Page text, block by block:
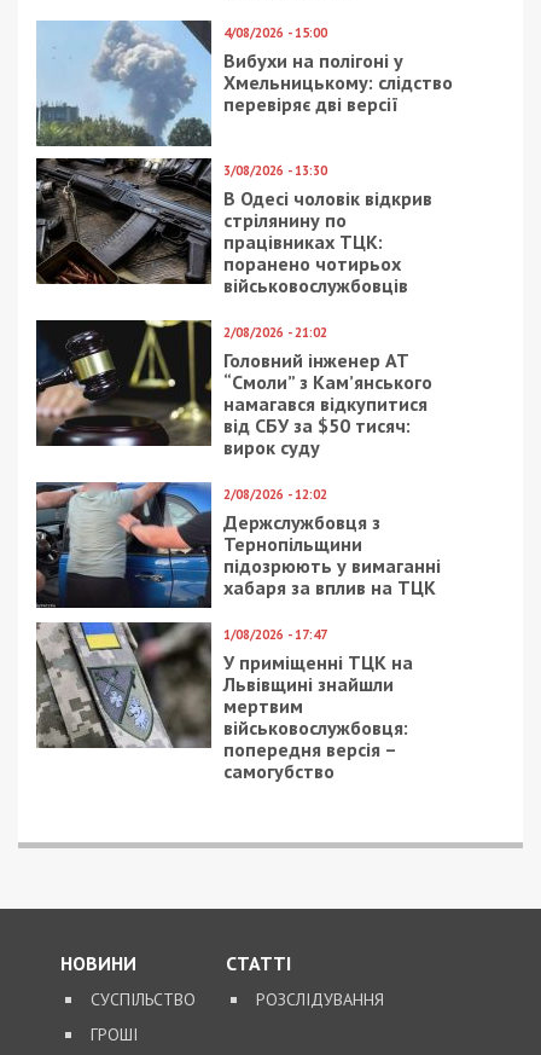
4/08/2026 - 15:00
Вибухи на полігоні у
Хмельницькому: слідство
перевіряє дві версії
3/08/2026 - 13:30
В Одесі чоловік відкрив
стрілянину по
працівниках ТЦК:
поранено чотирьох
військовослужбовців
2/08/2026 - 21:02
Головний інженер АТ
“Смоли” з Кам’янського
намагався відкупитися
від СБУ за $50 тисяч:
вирок суду
2/08/2026 - 12:02
Держслужбовця з
Тернопільщини
підозрюють у вимаганні
хабаря за вплив на ТЦК
1/08/2026 - 17:47
У приміщенні ТЦК на
Львівщині знайшли
мертвим
військовослужбовця:
попередня версія –
самогубство
НОВИНИ
СУСПІЛЬСТВО
ГРОШІ
СТАТТІ
РОЗСЛІДУВАННЯ